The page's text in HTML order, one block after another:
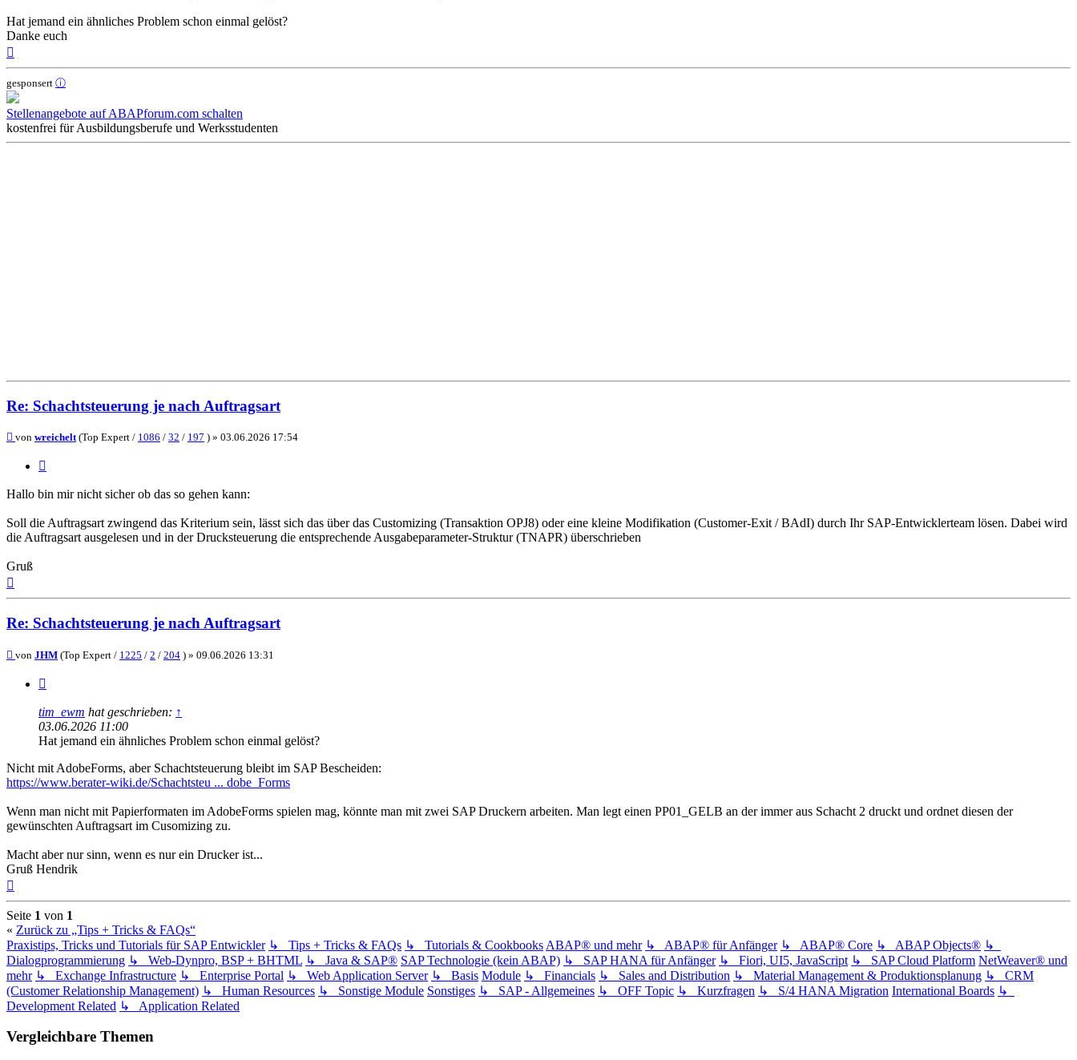
Hat jemand ein ähnliches Problem schon einmal gelöst?
Danke euch
gesponsert ⓘ
Stellenangebote auf ABAPforum.com schalten
kostenfrei für Ausbildungsberufe und Werksstudenten
Re: Schachtsteuerung je nach Auftragsart
Beitrag
von wreichelt(Top Expert / 1086 / 32 / 197 ) » 03.06.2026 17:54
Hallo bin mir nicht sicher ob das so gehen kann:
Soll die Auftragsart zwingend das Kriterium sein, lässt sich das über das Customizing (Transaktion OPJ8) oder eine kleine Modifikation (Customer-Exit / BAdI) durch Ihr SAP-Entwicklerteam lösen. Dabei wird
die Auftragsart ausgelesen und in der Drucksteuerung die entsprechende Ausgabeparameter-Struktur (TNAPR) überschrieben
Gruß
Re: Schachtsteuerung je nach Auftragsart
Beitrag
von JHM (Top Expert / 1225 / 2 / 204 ) » 09.06.2026 13:31
tim_ewm hat geschrieben: ↑
03.06.2026 11:00
Hat jemand ein ähnliches Problem schon einmal gelöst?
Nicht mit AdobeForms, aber Schachtsteuerung bleibt im SAP Bescheiden:
https://www.berater-wiki.de/Schachtsteu ... dobe_Forms
Wenn man nicht mit Papierformaten im AdobeForms spielen mag, könnte man mit zwei SAP Druckern arbeiten. Man legt einen PP01_GELB an der immer aus Schacht 2 druckt und ordnet diesen der
gewünschten Auftragsart im Cusomizing zu.
Macht aber nur sinn, wenn es nur ein Drucker ist...
Gruß Hendrik
Seite 1 von 1
« Zurück zu „Tips + Tricks & FAQs“
Praxistips, Tricks und Tutorials für SAP Entwickler ↳ Tips + Tricks & FAQs ↳ Tutorials & Cookbooks ABAP® und mehr ↳ ABAP® für Anfänger ↳ ABAP® Core ↳ ABAP Objects® ↳
Dialogprogrammierung ↳ Web-Dynpro, BSP + BHTML ↳ Java & SAP® SAP Technologie (kein ABAP) ↳ SAP HANA für Anfänger ↳ Fiori, UI5, JavaScript ↳ SAP Cloud Platform NetWeaver® und
mehr ↳ Exchange Infrastructure ↳ Enterprise Portal ↳ Web Application Server ↳ Basis Module ↳ Financials ↳ Sales and Distribution ↳ Material Management & Produktionsplanung ↳ CRM
(Customer Relationship Management) ↳ Human Resources ↳ Sonstige Module Sonstiges ↳ SAP - Allgemeines ↳ OFF Topic ↳ Kurzfragen ↳ S/4 HANA Migration International Boards ↳
Development Related ↳ Application Related
Vergleichbare Themen